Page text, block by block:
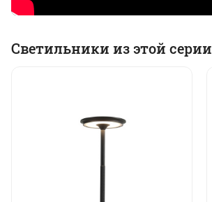
Светильники из этой серии